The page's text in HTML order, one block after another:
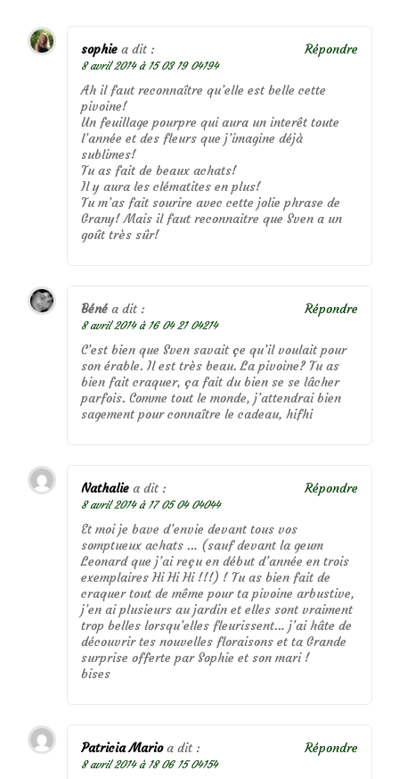
sophie a dit :
8 avril 2014 à 15 03 19 04194
Ah il faut reconnaître qu’elle est belle cette
pivoine!
Un feuillage pourpre qui aura un interêt toute
l’année et des fleurs que j’imagine déjà
sublimes!
Tu as fait de beaux achats!
Il y aura les clématites en plus!
Tu m’as fait sourire avec cette jolie phrase de
Grany! Mais il faut reconnaitre que Sven a un
goût très sûr!
Répondre
Béné a dit :
8 avril 2014 à 16 04 21 04214
C’est bien que Sven savait çe qu’il voulait pour
son érable. Il est très beau. La pivoine? Tu as
bien fait craquer, ça fait du bien se se lâcher
parfois. Comme tout le monde, j’attendrai bien
sagement pour connaître le cadeau, hifhi
Répondre
Nathalie a dit :
8 avril 2014 à 17 05 04 04044
Et moi je bave d’envie devant tous vos
somptueux achats … (sauf devant la geum
Leonard que j’ai reçu en début d’année en trois
exemplaires Hi Hi Hi !!!) ! Tu as bien fait de
craquer tout de même pour ta pivoine arbustive,
j’en ai plusieurs au jardin et elles sont vraiment
trop belles lorsqu’elles fleurissent… j’ai hâte de
découvrir tes nouvelles floraisons et ta Grande
surprise offerte par Sophie et son mari !
bises
Répondre
Patricia Mario a dit :
8 avril 2014 à 18 06 15 04154
Répondre